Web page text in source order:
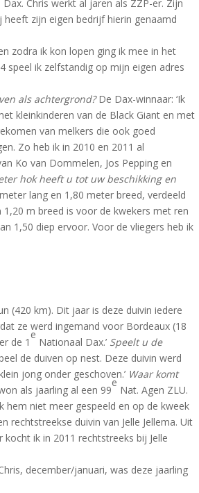
Chris werkt al jaren als ZZP-er. Zijn
zijn eigen bedrijf hierin genaamd
zodra ik kon lopen ging ik mee in het
speel ik zelfstandig op mijn eigen adres
als achtergrond?De Dax-winnaar: ‘Ik
kleinkinderen van de Black Giant en met
van melkers die ook goed
Zo heb ik in 2010 en 2011 al
Ko van Dommelen, Jos Pepping en
hok heeft u tot uw beschikking en
lang en 1,80 meter breed, verdeeld
m breed is voor de kwekers met ren
1,50 diep ervoor. Voor de vliegers heb ik
(420 km). Dit jaar is deze duivin iedere
ze werd ingemand voor Bordeaux (18
de 1
e
Nationaal Dax.’ Speelt u de
de duiven op nest. Deze duivin werd
jong onder geschoven.’ Waar komt
als jaarling al een 99
e
Nat. Agen ZLU.
hem niet meer gespeeld en op de kweek
duivin van Jelle Jellema. Uit
ik in 2011 rechtstreeks bij Jelle
december/januari, was deze jaarling